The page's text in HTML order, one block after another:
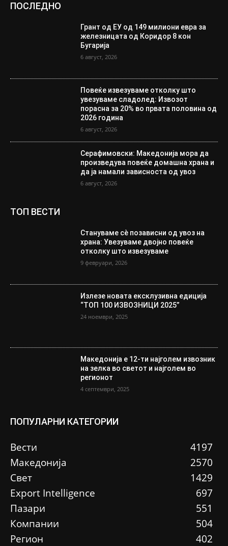
ПОСЛЕДНО
Грант од ЕУ од 149 милиони евра за
железницата од Коридор 8 кон
Бугарија
6 август, 2026
Повеќе извезуваме отколку што
увезуваме сладолед: Извозот
порасна за 20% во првата половина од
2026 година
6 август, 2026
Серафимовски: Македонија мора да
произведува повеќе домашна храна и
да ја намали зависноста од увоз
6 август, 2026
ТОП ВЕСТИ
Стануваме сè позависни од увоз на
храна: Увезуваме двојно повеќе
отколку што извезуваме
9 февруари, 2026
Излезе новата ексклузивна едиција
“ТОП 100 ИЗВОЗНИЦИ 2025”
24 ноември, 2025
Македонија е 12-ти најголем извозник
на зелка во светот и најголем во
регионот
4 септември, 2025
ПОПУЛАРНИ КАТЕГОРИИ
Вести
4197
Македонија
2570
Свет
1429
Еxport Intelligence
697
Пазари
551
Компании
504
Регион
402